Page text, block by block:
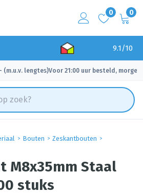
0 0
9.1/10
(m.u.v. lengtes)
✓ Voor 21:00 uur besteld, morgen
Bouten
Zeskantbouten
M8x35mm Staal
stuks